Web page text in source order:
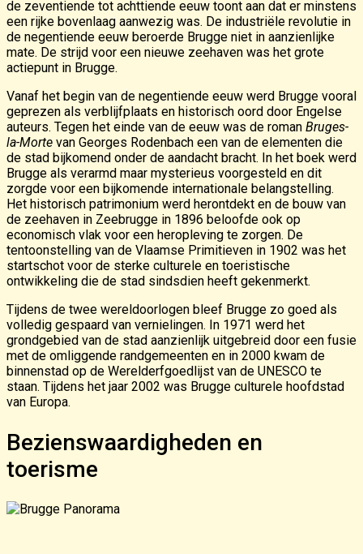
de zeventiende tot achttiende eeuw toont aan dat er minstens
een rijke bovenlaag aanwezig was. De industriële revolutie in
de negentiende eeuw beroerde Brugge niet in aanzienlijke
mate. De strijd voor een nieuwe zeehaven was het grote
actiepunt in Brugge.
Vanaf het begin van de negentiende eeuw werd Brugge vooral
geprezen als verblijfplaats en historisch oord door Engelse
auteurs. Tegen het einde van de eeuw was de roman Bruges-
la-Morte van Georges Rodenbach een van de elementen die
de stad bijkomend onder de aandacht bracht. In het boek werd
Brugge als verarmd maar mysterieus voorgesteld en dit
zorgde voor een bijkomende internationale belangstelling.
Het historisch patrimonium werd herontdekt en de bouw van
de zeehaven in Zeebrugge in 1896 beloofde ook op
economisch vlak voor een heropleving te zorgen. De
tentoonstelling van de Vlaamse Primitieven in 1902 was het
startschot voor de sterke culturele en toeristische
ontwikkeling die de stad sindsdien heeft gekenmerkt.
Tijdens de twee wereldoorlogen bleef Brugge zo goed als
volledig gespaard van vernielingen. In 1971 werd het
grondgebied van de stad aanzienlijk uitgebreid door een fusie
met de omliggende randgemeenten en in 2000 kwam de
binnenstad op de Werelderfgoedlijst van de UNESCO te
staan. Tijdens het jaar 2002 was Brugge culturele hoofdstad
van Europa.
Bezienswaardigheden en
toerisme